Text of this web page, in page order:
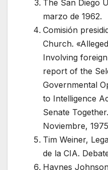
The San Diego
marzo de 1962.
Comisión
Church.
Involving
report of the
Governmental
to Intelligence
Senate
Noviembre,
Tim Weiner,
de la CIA.
Haynes